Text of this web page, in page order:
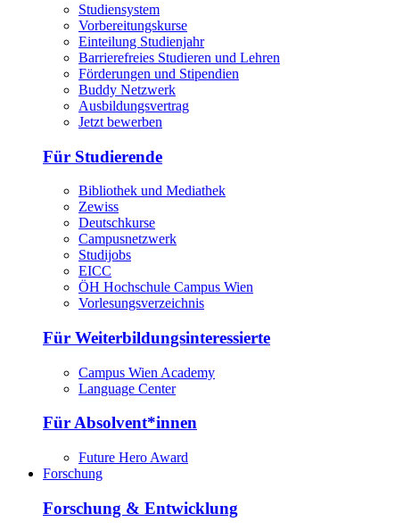
Studiensystem
Vorbereitungskurse
Einteilung Studienjahr
Barrierefreies Studieren und Lehren
Förderungen und Stipendien
Buddy Netzwerk
Ausbildungsvertrag
Jetzt bewerben
Für Studierende
Bibliothek und Mediathek
Zewiss
Deutschkurse
Campusnetzwerk
Studijobs
EICC
ÖH Hochschule Campus Wien
Vorlesungsverzeichnis
Für Weiterbildungsinteressierte
Campus Wien Academy
Language Center
Für Absolvent*innen
Future Hero Award
Forschung
Forschung & Entwicklung